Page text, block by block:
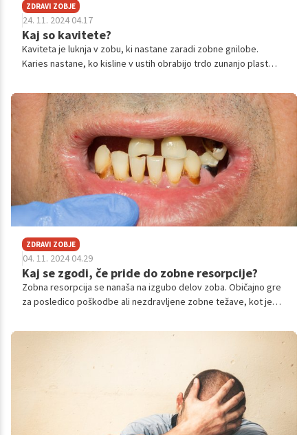
ZDRAVI ZOBJE
24. 11. 2024 04.17
Kaj so kavitete?
Kaviteta je luknja v zobu, ki nastane zaradi zobne gnilobe.
Karies nastane, ko kisline v ustih obrabijo trdo zunanjo plast
in redno čiščenje zob pa vsekakor lahko preprečita nastanek
kariesa.
ZDRAVI ZOBJE
04. 11. 2024 04.29
Kaj se zgodi, če pride do zobne resorpcije?
Zobna resorpcija se nanaša na izgubo delov zoba. Običajno gre
za posledico poškodbe ali nezdravljene zobne težave, kot je